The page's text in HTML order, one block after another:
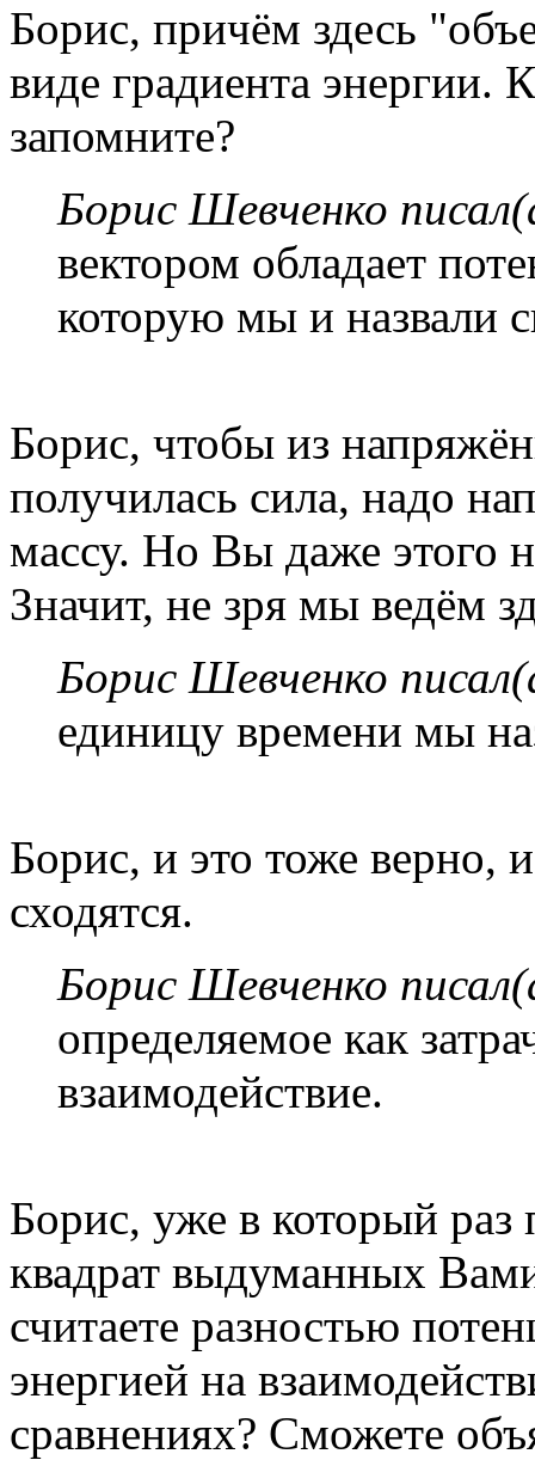
Борис, причём здесь
виде градиента энергии.
запомните?
Борис Шевченко
вектором обладает
которую мы и назвали
Борис, чтобы из
получилась сила, надо
массу. Но Вы даже этого
Значит, не зря мы ведём
Борис Шевченко
единицу времени мы
Борис, и это тоже верно,
сходятся.
Борис Шевченко
определяемое как
взаимодействие.
Борис, уже в который
квадрат выдуманных
считаете разностью
энергией на
сравнениях? Сможете